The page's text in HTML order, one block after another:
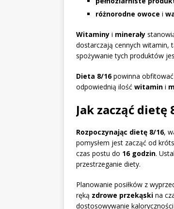
różnorodne owoce i
Witaminy i minerały
dostarczają cennych witamin,
spożywanie tych produktów
Dieta 8/16powinna
odpowiednią ilość witamin i
Jak zacząć dietę
Rozpoczynając dietę 8/16,
pomysłem jest zacząć od
czas postu do 16 godzin.
przestrzeganie diety.
Planowanie posiłków z
ręką zdrowe przekąski na
dostosowywanie